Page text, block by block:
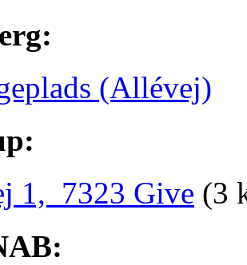
(Allévej)
1, 7323 Give (3